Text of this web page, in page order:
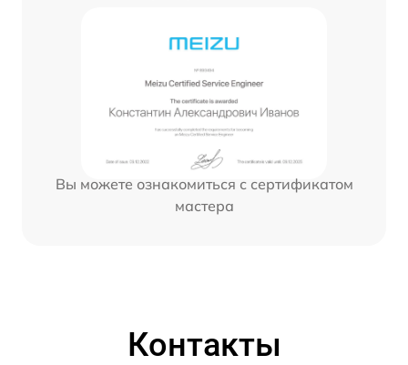
Вы можете ознакомиться с сертификатом
мастера
Контакты